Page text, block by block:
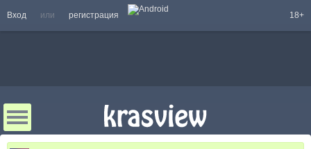
Вход или регистрация 18+